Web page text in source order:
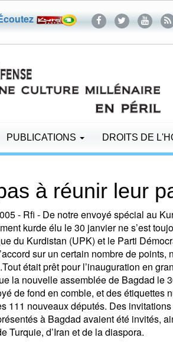
PUBLICATIONS DROITS DE
à réunir leur
- Rfi - De notre envoyé spécial au
kurde élu le 30 janvier ne s’est
du Kurdistan (UPK) et le Parti
sur un certain nombre de
était prêt pour l’inauguration en
la nouvelle assemblée de Bagdad le
de fond en comble, et des
111 nouveaux députés. Des
à Bagdad avaient été invités,
Turquie, d’Iran et de la diaspora.